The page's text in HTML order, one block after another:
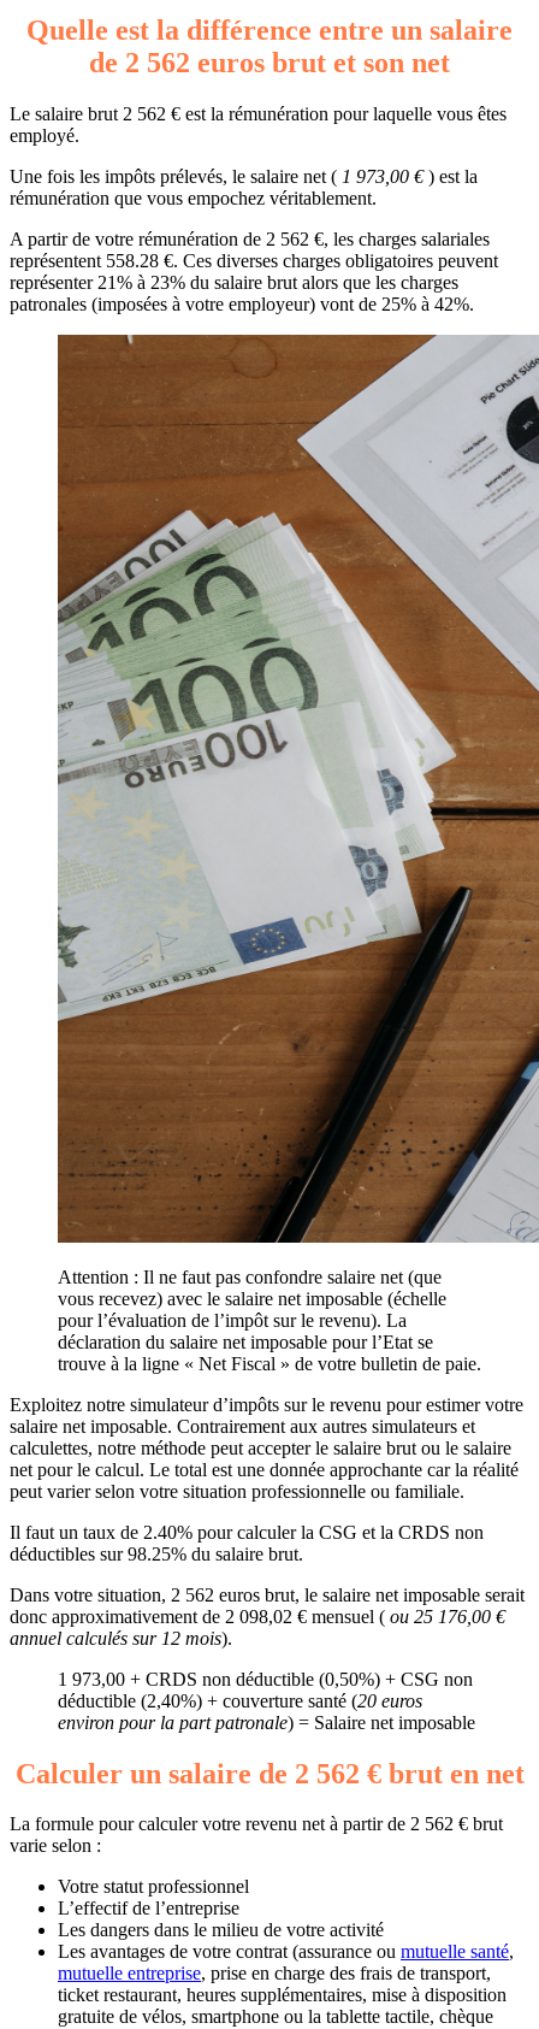
Quelle est la différence entre un salaire
de 2 562 euros brut et son net
Le salaire brut 2 562 € est la rémunération pour laquelle vous êtes
employé.
Une fois les impôts prélevés, le salaire net ( 1 973,00 €) est la
rémunération que vous empochez véritablement.
A partir de votre rémunération de 2 562 €, les charges salariales
représentent 558.28 €. Ces diverses charges obligatoires peuvent
représenter 21% à 23% du salaire brut alors que les charges
patronales (imposées à votre employeur) vont de 25% à 42%.
Attention : Il ne faut pas confondre salaire net (que
vous recevez) avec le salaire net imposable (échelle
pour l’évaluation de l’impôt sur le revenu). La
déclaration du salaire net imposable pour l’Etat se
trouve à la ligne « Net Fiscal » de votre bulletin de paie.
Exploitez notre simulateur d’impôts sur le revenu pour estimer votre
salaire net imposable. Contrairement aux autres simulateurs et
calculettes, notre méthode peut accepter le salaire brut ou le salaire
net pour le calcul. Le total est une donnée approchante car la réalité
peut varier selon votre situation professionnelle ou familiale.
Il faut un taux de 2.40% pour calculer la CSG et la CRDS non
déductibles sur 98.25% du salaire brut.
Dans votre situation, 2 562 euros brut, le salaire net imposable serait
donc approximativement de 2 098,02 € mensuel ( ou 25 176,00 €
annuel calculés sur 12 mois).
1 973,00 + CRDS non déductible (0,50%) + CSG non
déductible (2,40%) + couverture santé (20 euros
environ pour la part patronale) = Salaire net imposable
Calculer un salaire de 2 562 € brut en net
La formule pour calculer votre revenu net à partir de 2 562 € brut
varie selon :
Votre statut professionnel
L’effectif de l’entreprise
Les dangers dans le milieu de votre activité
Les avantages de votre contrat (assurance ou mutuelle santé,
mutuelle entreprise, prise en charge des frais de transport,
ticket restaurant, heures supplémentaires, mise à disposition
gratuite de vélos, smartphone ou la tablette tactile, chèque